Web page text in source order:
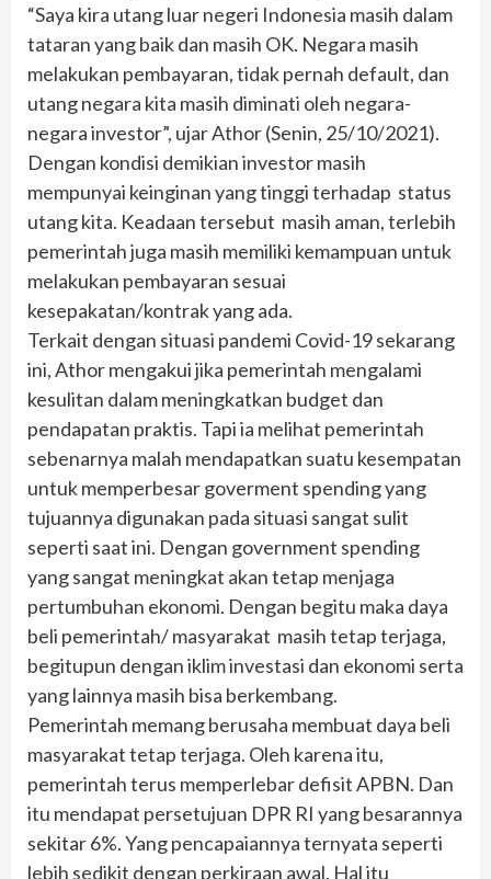
“Saya kira utang luar negeri Indonesia masih dalam
tataran yang baik dan masih OK. Negara masih
melakukan pembayaran, tidak pernah default, dan
utang negara kita masih diminati oleh negara-
negara investor”, ujar Athor (Senin, 25/10/2021).
Dengan kondisi demikian investor masih
mempunyai keinginan yang tinggi terhadap status
utang kita. Keadaan tersebut masih aman, terlebih
pemerintah juga masih memiliki kemampuan untuk
melakukan pembayaran sesuai
kesepakatan/kontrak yang ada.
Terkait dengan situasi pandemi Covid-19 sekarang
ini, Athor mengakui jika pemerintah mengalami
kesulitan dalam meningkatkan budget dan
pendapatan praktis. Tapi ia melihat pemerintah
sebenarnya malah mendapatkan suatu kesempatan
untuk memperbesar goverment spending yang
tujuannya digunakan pada situasi sangat sulit
seperti saat ini. Dengan government spending
yang sangat meningkat akan tetap menjaga
pertumbuhan ekonomi. Dengan begitu maka daya
beli pemerintah/ masyarakat masih tetap terjaga,
begitupun dengan iklim investasi dan ekonomi serta
yang lainnya masih bisa berkembang.
Pemerintah memang berusaha membuat daya beli
masyarakat tetap terjaga. Oleh karena itu,
pemerintah terus memperlebar defisit APBN. Dan
itu mendapat persetujuan DPR RI yang besarannya
sekitar 6%. Yang pencapaiannya ternyata seperti
lebih sedikit dengan perkiraan awal. Hal itu